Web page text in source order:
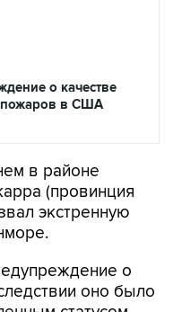
о качестве
в США
в районе
экстренную
о
статусом
рисков